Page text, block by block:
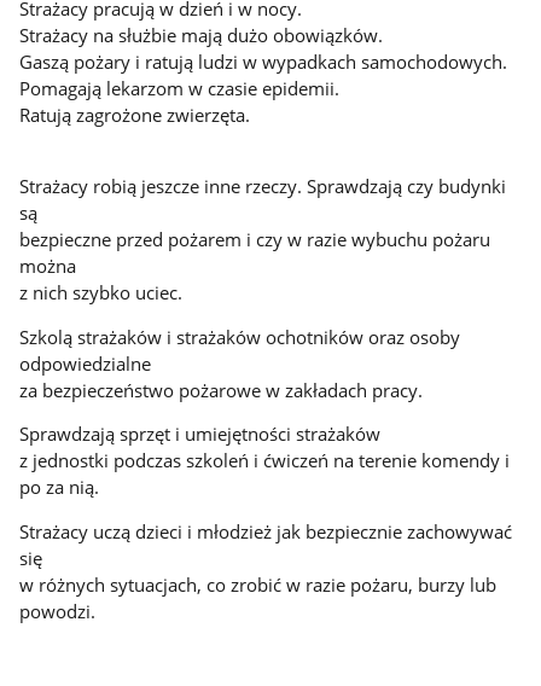
Strażacy pracują w dzień i w nocy.
Strażacy na służbie mają dużo obowiązków.
Gaszą pożary i ratują ludzi w wypadkach samochodowych.
Pomagają lekarzom w czasie epidemii.
Ratują zagrożone zwierzęta.
Strażacy robią jeszcze inne rzeczy. Sprawdzają czy budynki
są
bezpieczne przed pożarem i czy w razie wybuchu pożaru
można
z nich szybko uciec.
Szkolą strażaków i strażaków ochotników oraz osoby
odpowiedzialne
za bezpieczeństwo pożarowe w zakładach pracy.
Sprawdzają sprzęt i umiejętności strażaków
z jednostki podczas szkoleń i ćwiczeń na terenie komendy i
po za nią.
Strażacy uczą dzieci i młodzież jak bezpiecznie zachowywać
się
w różnych sytuacjach, co zrobić w razie pożaru, burzy lub
powodzi.